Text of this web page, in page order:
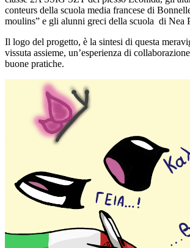
conteurs della scuola media francese di
moulins” e gli alunni greci della scuola di Nea
Il logo del progetto, è la sintesi di questa
vissuta assieme, un’esperienza di
buone pratiche.